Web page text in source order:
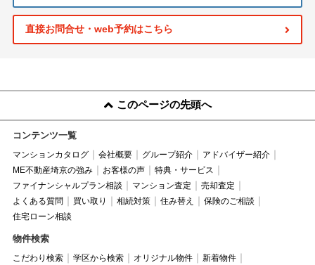
直接お問合せ・web予約はこちら
このページの先頭へ
コンテンツ一覧
マンションカタログ 会社概要 グループ紹介
アドバイザー紹介
ME不動産埼京の強み
お客様の声
特典・サービス
ファイナンシャルプラン相談
マンション査定
売却査定
よくある質問
買い取り 相続対策 住み替え
保険のご相談
住宅ローン相談
物件検索
こだわり検索 学区から検索 オリジナル物件
新着物件